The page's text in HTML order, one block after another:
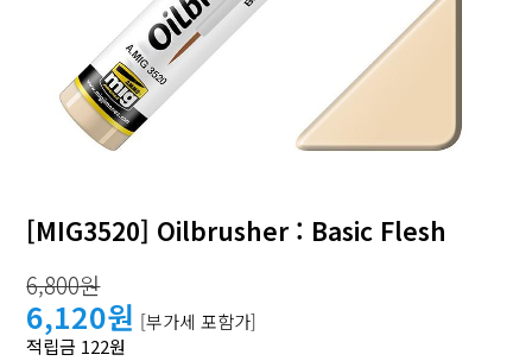
[MIG3520] Oilbrusher : Basic Flesh
6,800원
6,120원 [부가세 포함가]
적립금 122원